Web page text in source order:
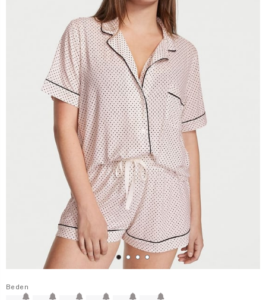
Beden